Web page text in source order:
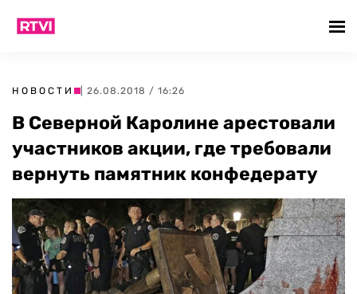
НОВОСТИ | 26.08.2018 / 16:26
В Северной Каролине арестовали
участников акции, где требовали
вернуть памятник конфедерату